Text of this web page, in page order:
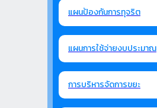
แผนป้องกันการทุจริต
แผนการใช้จ่ายงบประมาณ
การบริหารจัดการขยะ